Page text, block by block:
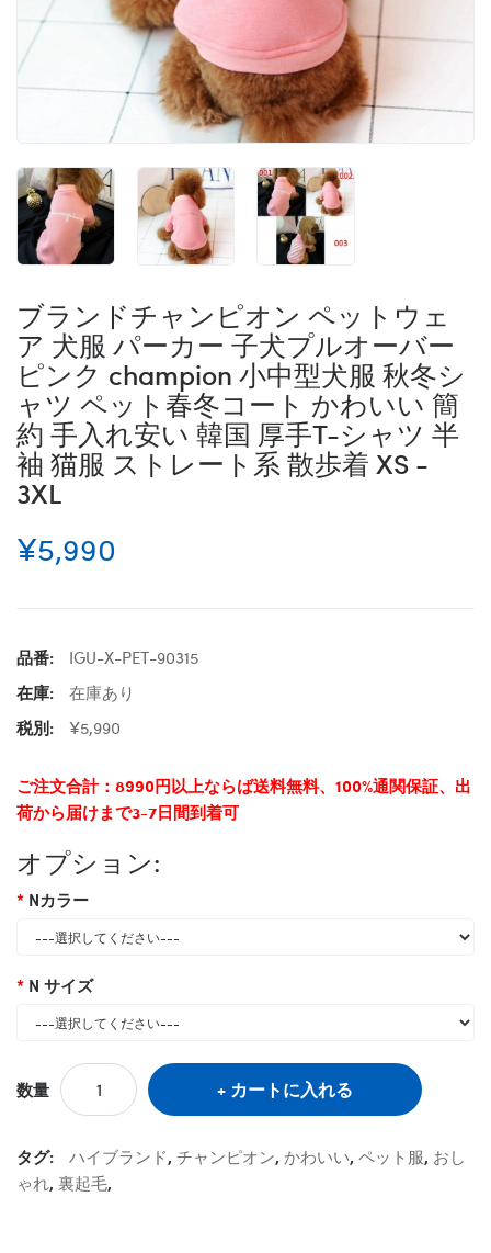
ブランドチャンピオン ペットウェ
ア 犬服 パーカー 子犬プルオーバー
ピンク champion 小中型犬服 秋冬シ
ャツ ペット春冬コート かわいい 簡
約 手入れ安い 韓国 厚手T-シャツ 半
袖 猫服 ストレート系 散歩着 XS -
3XL
¥5,990
品番:
IGU-X-PET-90315
在庫:
在庫あり
税別:
¥5,990
ご注文合計：8990円以上ならば送料無料、100%通関保証、出
荷から届けまで3-7日間到着可
オプション:
Nカラー
N サイズ
数量 カートに入れる
タグ: ハイブランド, チャンピオン, かわいい, ペット服, おし
ゃれ, 裏起毛,